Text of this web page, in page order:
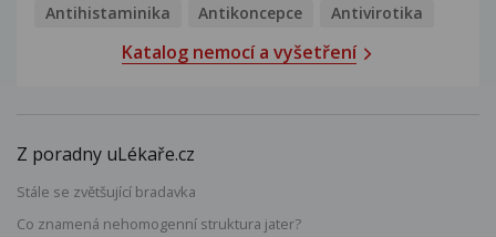
Antihistaminika
Antikoncepce Antivirotika
Katalog nemocí a vyšetření
Z poradny uLékaře.cz
Stále se zvětšující bradavka
Co znamená nehomogenní struktura jater?